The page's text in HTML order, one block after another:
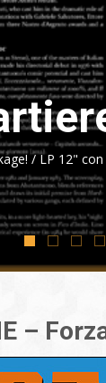
/ LP 12"
–